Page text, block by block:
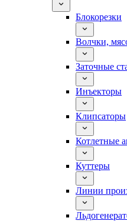
Блокорезки
Волчки,
Заточные
Инъекторы
Клипсаторы
Котлетные
Куттеры
Линии